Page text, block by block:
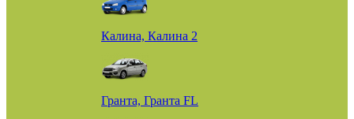
Калина, Калина 2
Гранта, Гранта FL